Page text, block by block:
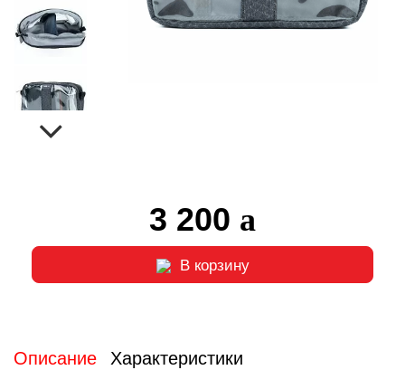
3 200
В корзину
Описание Характеристики